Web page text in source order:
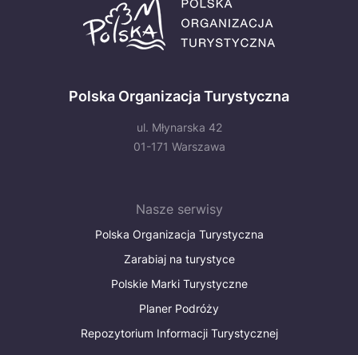
Polska Organizacja Turystyczna
ul. Młynarska 42
01-171 Warszawa
Nasze serwisy
Polska Organizacja Turystyczna
Zarabiaj na turystyce
Polskie Marki Turystyczne
Planer Podróży
Repozytorium Informacji Turystycznej